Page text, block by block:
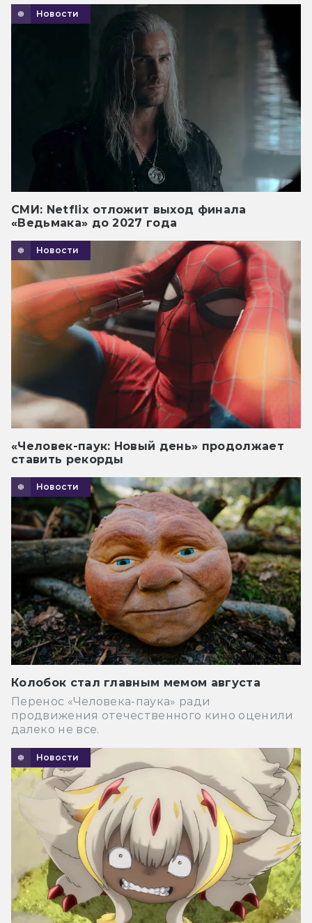
Новости
СМИ: Netflix отложит выход финала
«Ведьмака» до 2027 года
Новости
«Человек-паук: Новый день» продолжает
ставить рекорды
Новости
Колобок стал главным мемом августа
Перенос «Человека-паука» ради
продвижения отечественного кино оценили
далеко не все.
Новости